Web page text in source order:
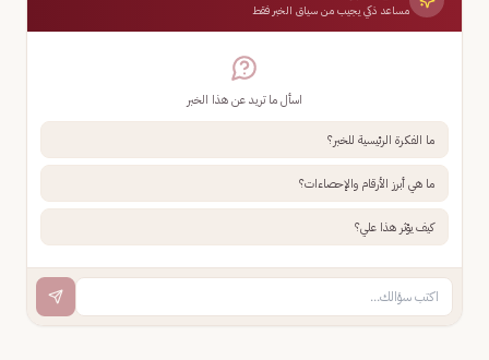
مساعد ذكي يجيب من سياق الخبر فقط
اسأل ما تريد عن هذا الخبر
ما الفكرة الرئيسية للخبر؟
ما هي أبرز الأرقام والإحصاءات؟
كيف يؤثر هذا علي؟